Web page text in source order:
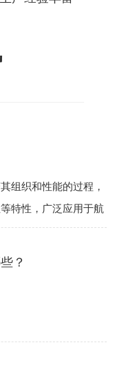
组织和性能的过程，
特性，广泛应用于航
于制造 高 强度 结构
？